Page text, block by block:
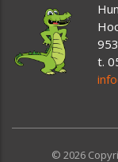
t.
© 2026